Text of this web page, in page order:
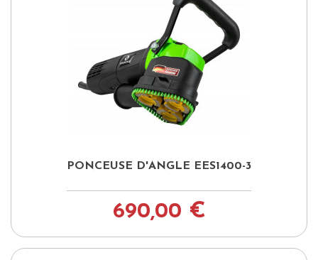
PONCEUSE D'ANGLE EES1400-3
690,00 €